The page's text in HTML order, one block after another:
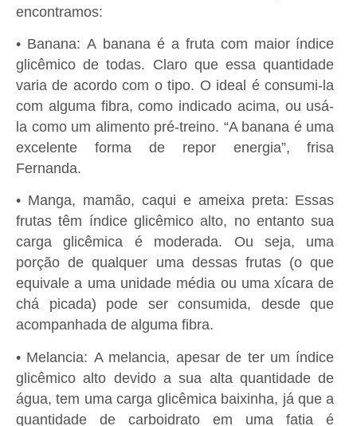
encontramos:
• Banana: A banana é a fruta com maior índice
glicêmico de todas. Claro que essa quantidade
varia de acordo com o tipo. O ideal é consumi-la
com alguma fibra, como indicado acima, ou usá-
la como um alimento pré-treino. “A banana é uma
excelente forma de repor energia”, frisa
Fernanda.
• Manga, mamão, caqui e ameixa preta: Essas
frutas têm índice glicêmico alto, no entanto sua
carga glicêmica é moderada. Ou seja, uma
porção de qualquer uma dessas frutas (o que
equivale a uma unidade média ou uma xícara de
chá picada) pode ser consumida, desde que
acompanhada de alguma fibra.
• Melancia: A melancia, apesar de ter um índice
glicêmico alto devido a sua alta quantidade de
água, tem uma carga glicêmica baixinha, já que a
quantidade de carboidrato em uma fatia é